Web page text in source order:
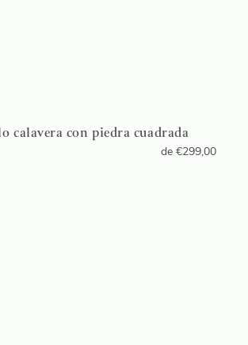
calavera con piedra cuadrada
de €299,00